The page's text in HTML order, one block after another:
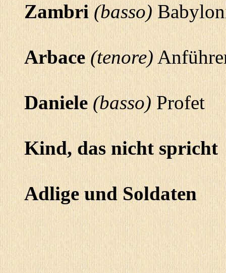
Zambri (basso)
Arbace (tenore)
Daniele (basso)Profet
Kind, das nicht spricht
Adlige und Soldaten